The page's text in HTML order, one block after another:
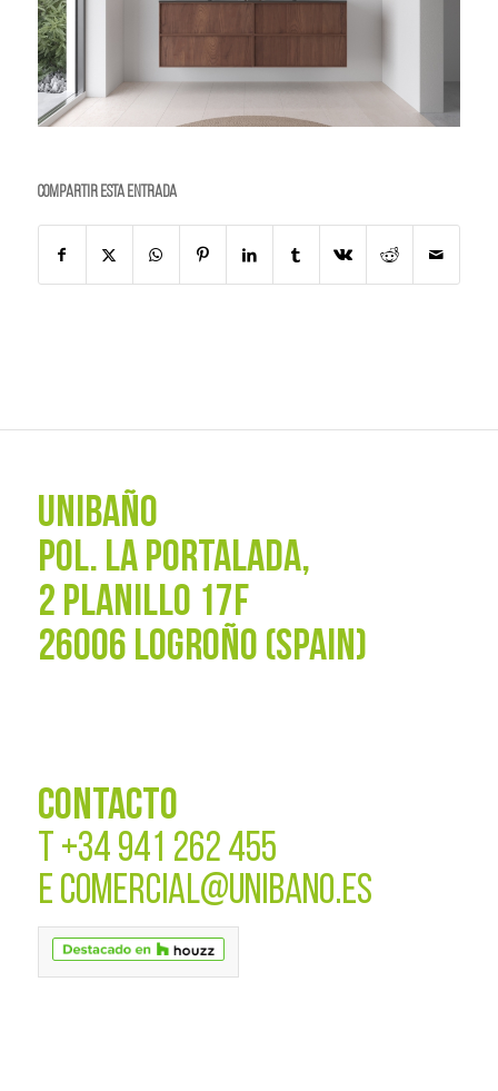
Compartir esta entrada
UNIBAÑO
POL. La Portalada,
2 PLANILLO 17F
26006 LOGROÑO (SPAIN)
CONTACTO
T +34 941 262 455
E COMERCIAL@UNIBANO.ES